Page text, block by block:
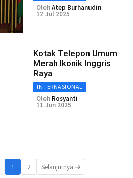
OlehAtep Burhanudin
12 Jul 2025
Kotak Telepon Umum
Merah Ikonik Inggris
Raya
INTERNASIONAL
Oleh Rosyanti
11 Jun 2025
1 2 Selanjutnya →